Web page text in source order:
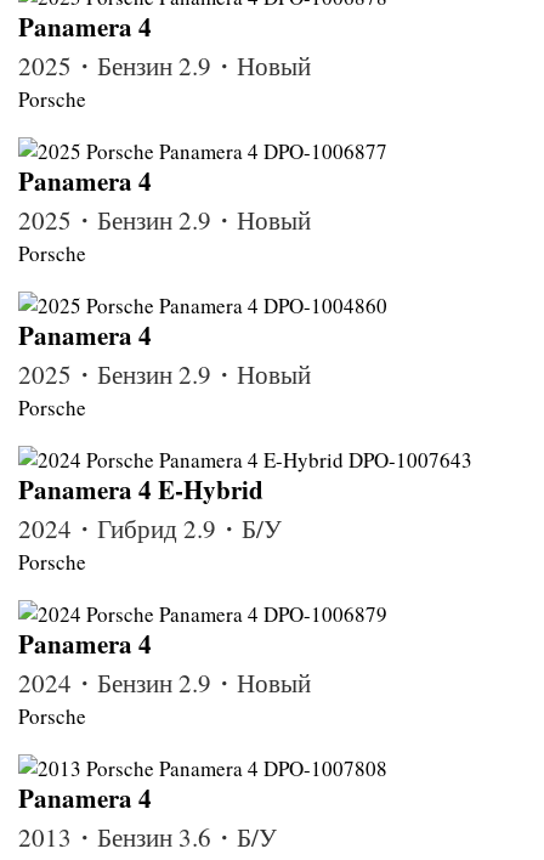
Panamera 4
2025・Бензин 2.9・Новый
Porsche
Panamera 4
2025・Бензин 2.9・Новый
Porsche
Panamera 4
2025・Бензин 2.9・Новый
Porsche
Panamera 4 E-Hybrid
2024・Гибрид 2.9・Б/У
Porsche
Panamera 4
2024・Бензин 2.9・Новый
Porsche
Panamera 4
2013・Бензин 3.6・Б/У